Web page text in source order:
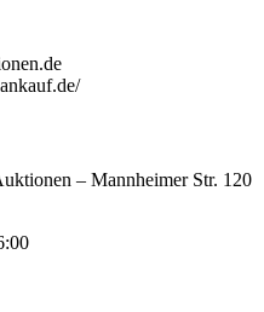
– Mannheimer Str. 120